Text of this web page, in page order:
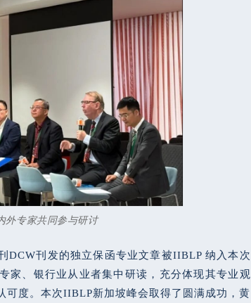
外专家共同参与研讨
DCW刊发的独立保函专业文章被IIBLP 纳入本次
家、银行业从业者集中研读，充分体现其专业观
可度。本次IIBLP新加坡峰会取得了圆满成功，黄